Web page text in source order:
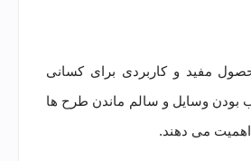
مفید و کاربردی برای کسانی
بودن وسایل و سالم ماندن طرح ها
می دهند.